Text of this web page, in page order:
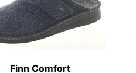
Finn Comfort